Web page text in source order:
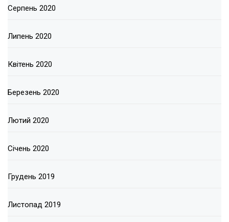
Серпень 2020
Липень 2020
Квітень 2020
Березень 2020
Лютий 2020
Січень 2020
Грудень 2019
Листопад 2019